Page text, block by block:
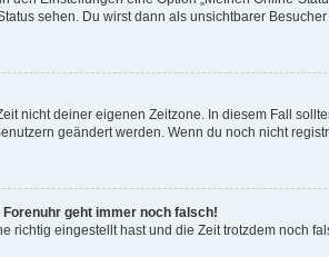
sehen. Du wirst dann als unsichtbarer Besucher
nicht deiner eigenen Zeitzone. In diesem Fall
geändert werden. Wenn du noch nicht
geht immer noch falsch!
richtig eingestellt hast und die Zeit trotzdem noch